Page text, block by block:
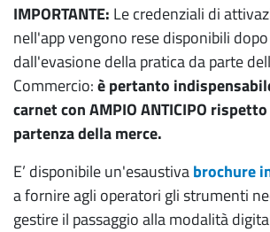
IMPORTANTE: Le credenziali di
nell'app vengono rese disponibili
dall'evasione della pratica da parte
Commercio:è pertanto
carnet con AMPIO ANTICIPO
partenza della merce.
E’ disponibile un'esaustivabrochure
a fornire agli operatori gli strumenti
gestire il passaggio alla modalità